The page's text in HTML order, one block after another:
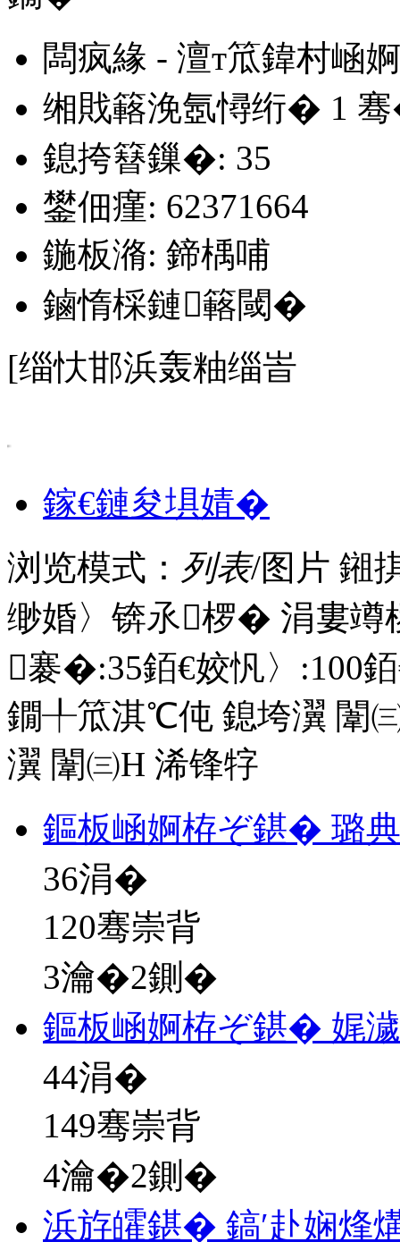
闆疯緣 - 澶т笟鍏村崡
缃戝簵浼氬憳绗� 1
鎴挎簮鏁�: 35
鐢佃瘽: 62371664
鍦板潃: 鍗楀哺
鏀惰棌鏈簵閾�
[缁忕邯浜轰粙缁峕
鎵€鏈夋埧婧�
浏览模式： 列表/图片 鎺
缈婚〉锛氶椤� 涓婁
褰�:35銆€姣忛〉:100
鐗╀笟淇℃伅 鎴垮瀷 闈
瀷 闈㈢Н 浠锋牸
鏂板崡婀栫ぞ鍖� 璐
36涓�
120骞崇背
3瀹�2鍘�
鏂板崡婀栫ぞ鍖� 娓
44涓�
149骞崇背
4瀹�2鍘�
浜斿皬鍖� 鎬′赴娴烽